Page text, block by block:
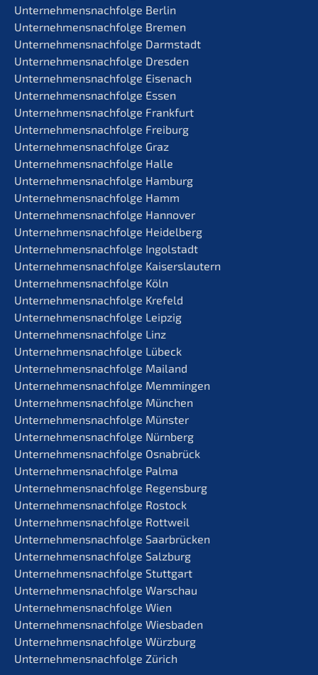
Unternehmens­nachfolge Berlin
Unternehmens­nachfolge Bremen
Unternehmens­nachfolge Darmstadt
Unternehmens­nachfolge Dresden
Unternehmens­nachfolge Eisenach
Unternehmens­nachfolge Essen
Unternehmens­nachfolge Frankfurt
Unternehmens­nachfolge Freiburg
Unternehmens­nachfolge Graz
Unternehmens­nachfolge Halle
Unternehmens­nachfolge Hamburg
Unternehmens­nachfolge Hamm
Unternehmens­nachfolge Hannover
Unternehmens­nachfolge Heidelberg
Unternehmens­nachfolge Ingolstadt
Unternehmens­nachfolge Kaiserslautern
Unternehmens­nachfolge Köln
Unternehmens­nachfolge Krefeld
Unternehmens­nachfolge Leipzig
Unternehmens­nachfolge Linz
Unternehmens­nachfolge Lübeck
Unternehmens­nachfolge Mailand
Unternehmens­nachfolge Memmingen
Unternehmens­nachfolge München
Unternehmens­nachfolge Münster
Unternehmens­nachfolge Nürnberg
Unternehmens­nachfolge Osnabrück
Unternehmens­nachfolge Palma
Unternehmens­nachfolge Regensburg
Unternehmens­nachfolge Rostock
Unternehmens­nachfolge Rottweil
Unternehmens­nachfolge Saarbrücken
Unternehmens­nachfolge Salzburg
Unternehmens­nachfolge Stuttgart
Unternehmens­nachfolge Warschau
Unternehmens­nachfolge Wien
Unternehmens­nachfolge Wiesbaden
Unternehmens­nachfolge Würzburg
Unternehmens­nachfolge Zürich